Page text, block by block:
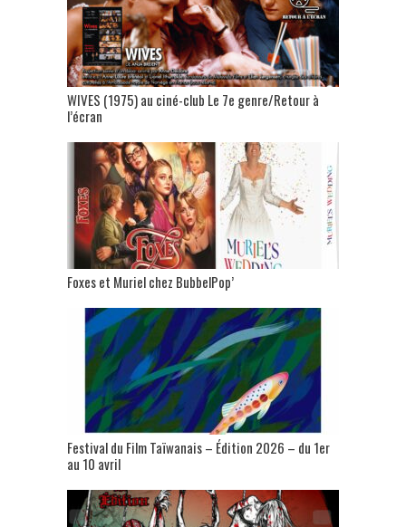
WIVES (1975) au ciné-club Le 7e genre/Retour à
l’écran
Foxes et Muriel chez BubbelPop’
Festival du Film Taïwanais – Édition 2026 – du 1er
au 10 avril